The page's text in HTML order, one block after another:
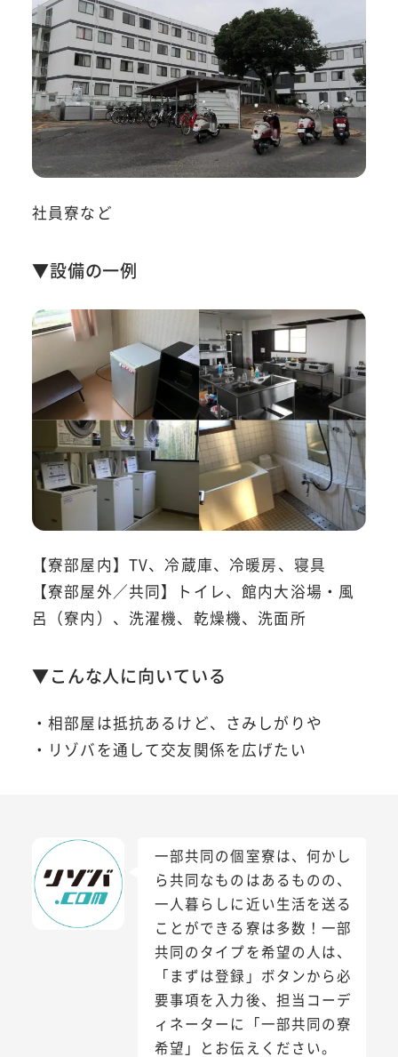
社員寮など
▼設備の一例
【寮部屋内】TV、冷蔵庫、冷暖房、寝具
【寮部屋外／共同】トイレ、館内大浴場・風
呂（寮内）、洗濯機、乾燥機、洗面所
▼こんな人に向いている
・相部屋は抵抗あるけど、さみしがりや
・リゾバを通して交友関係を広げたい
一部共同の個室寮は、何かし
ら共同なものはあるものの、
一人暮らしに近い生活を送る
ことができる寮は多数！一部
共同のタイプを希望の人は、
「まずは登録」ボタンから必
要事項を入力後、担当コーデ
ィネーターに「一部共同の寮
希望」とお伝えください。